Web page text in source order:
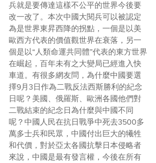
兵就是要傳達這樣不公平的世界今後要
改一改了。本次中國大閱兵可以被認定
為是世界東昇西降的拐點，一個是以美
歐西方代表的價值觀世界在衰落，另一
個是以“人類命運共同體”代表的東方世界
在崛起，百年未有之大變局已經進入快
車道。有很多網友問，為什麼中國要選
擇9月3日作為二戰反法西斯勝利的紀念
日呢？美國、俄羅斯、歐洲各國他們對
二戰結束的紀念日為什麼與中國不同
呢？中國人民在抗日戰爭中死去3500多
萬多士兵和民眾，中國付出巨大的犧牲
和代價，對於亞太各國抗擊日本侵略者
來說，中國是最有發言權，今後在所有